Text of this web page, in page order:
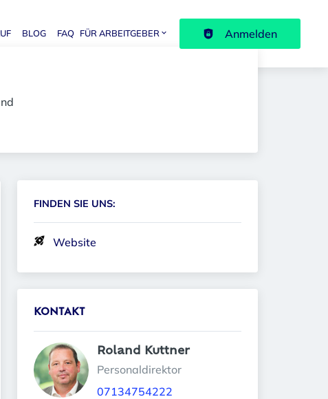
Navigation
BLOG FAQ FÜR ARBEITGEBER Anmelden
FINDEN SIE UNS:
Website
KONTAKT
Roland Kuttner
Personaldirektor
07134754222